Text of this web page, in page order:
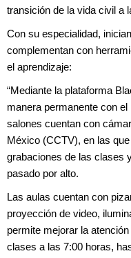
transición de la vida civil a
Con su especialidad,
complementan con
el aprendizaje:
“Mediante la plataforma
manera permanente con el
salones cuentan con
México (CCTV), en las
grabaciones de las clases
pasado por alto.
Las aulas cuentan con
proyección de video,
permite mejorar la atención
clases a las 7:00 horas,